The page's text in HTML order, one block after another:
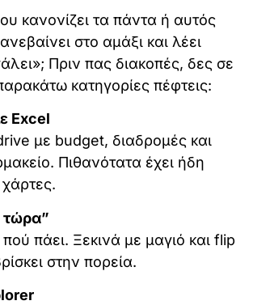
κανονίζει τα πάντα ή αυτός
στο αμάξι και λέει
Πριν πας διακοπές, δες σε
κατηγορίες πέφτεις:
Excel
με budget, διαδρομές και
Πιθανότατα έχει ήδη
τώρα”
πού πάει. Ξεκινά με μαγιό και flip
στην πορεία.